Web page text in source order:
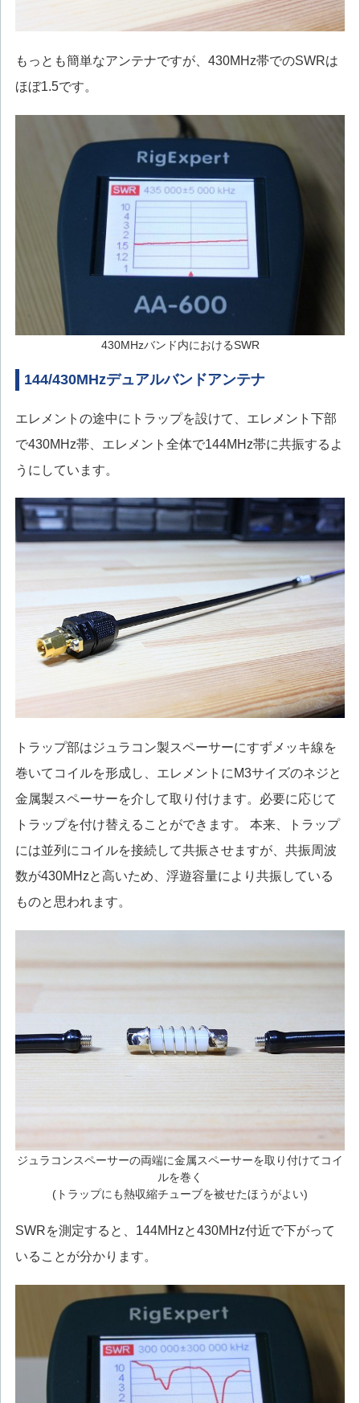
もっとも簡単なアンテナですが、430MHz帯でのSWRは
ほぼ1.5です。
430MHzバンド内におけるSWR
144/430MHzデュアルバンドアンテナ
エレメントの途中にトラップを設けて、エレメント下部
で430MHz帯、エレメント全体で144MHz帯に共振するよ
うにしています。
トラップ部はジュラコン製スペーサーにすずメッキ線を
巻いてコイルを形成し、エレメントにM3サイズのネジと
金属製スペーサーを介して取り付けます。必要に応じて
トラップを付け替えることができます。 本来、トラップ
には並列にコイルを接続して共振させますが、共振周波
数が430MHzと高いため、浮遊容量により共振している
ものと思われます。
ジュラコンスペーサーの両端に金属スペーサーを取り付けてコイ
ルを巻く
(トラップにも熱収縮チューブを被せたほうがよい)
SWRを測定すると、144MHzと430MHz付近で下がって
いることが分かります。